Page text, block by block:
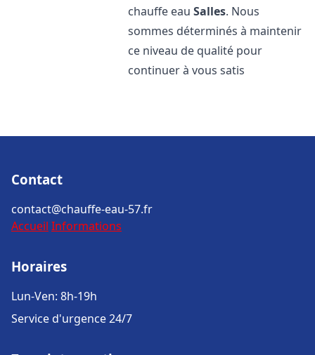
chauffe eauSalles. Nous
sommes déterminés à maintenir
ce niveau de qualité pour
continuer à vous satis
Contact
contact@chauffe-eau-57.fr
Accueil Informations
Horaires
Lun-Ven: 8h-19h
Service d'urgence 24/7